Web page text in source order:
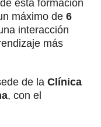
esta formación
máximo de 6
interacción
más
de la Clínica
, con el